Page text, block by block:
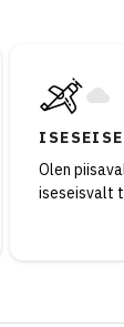
Olen
iseseisvalt